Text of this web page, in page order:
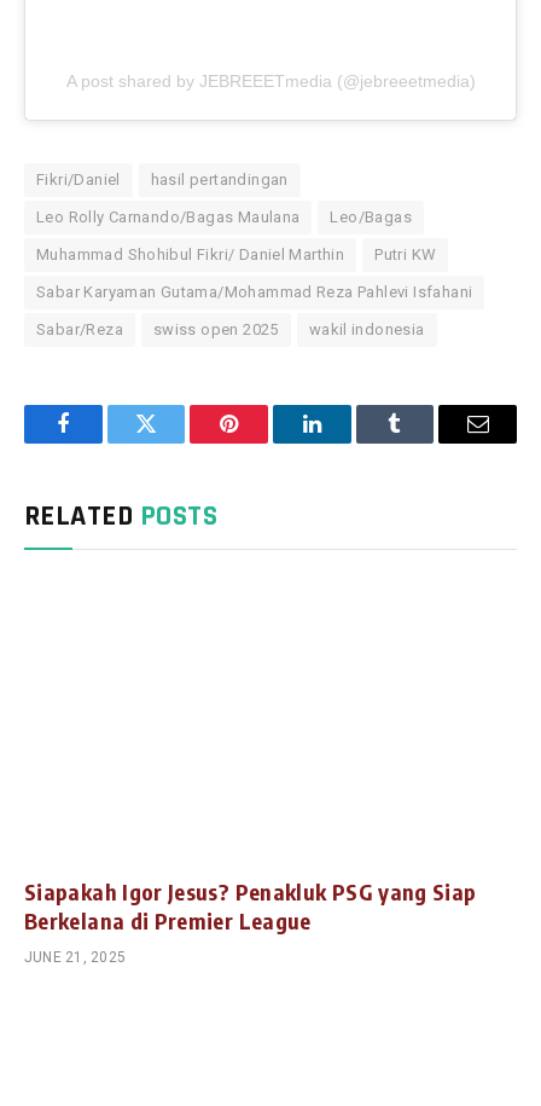
A post shared by JEBREEETmedia (@jebreeetmedia)
Fikri/Daniel hasil pertandingan
Leo Rolly Carnando/Bagas Maulana Leo/Bagas
Muhammad Shohibul Fikri/ Daniel Marthin Putri KW
Sabar Karyaman Gutama/Mohammad Reza Pahlevi Isfahani
Sabar/Reza swiss open 2025 wakil indonesia
FacebookTwitter Pinterest LinkedInTumblr Email
RELATED POSTS
Siapakah Igor Jesus? Penakluk PSG yang Siap
Berkelana di Premier League
JUNE 21, 2025